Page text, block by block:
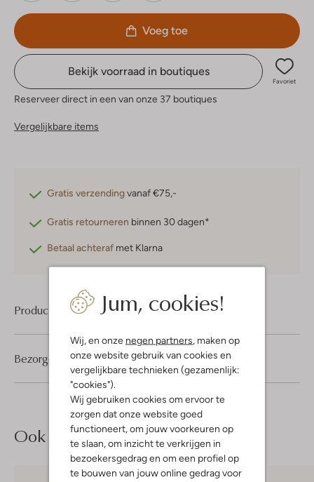
Jum, cookies!
Wij, en onze negen partners , maken op
onze website gebruik van cookies en
vergelijkbare technieken (gezamenlijk:
"cookies").
Wij gebruiken cookies om ervoor te
zorgen dat onze website goed
functioneert, om jouw voorkeuren op
te slaan, om inzicht te verkrijgen in
bezoekersgedrag en om een profiel op
te bouwen van jouw online gedrag voor
Voeg toe
Bekijk voorraad in boutiques
Favoriet
Reserveer direct in een van onze 37 boutiques
Vergelijkbare items
Gratis verzendingvanaf €75,-
Gratis retourneren binnen 30 dagen*
Betaal achteraf met Klarna
Product informatie
Bezorgen & retourneren
Ook iets voor jou?